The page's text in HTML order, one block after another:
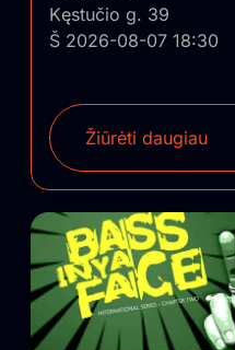
Kęstučio g. 39
Š 2026-08-07 18:30
Žiūrėti daugiau